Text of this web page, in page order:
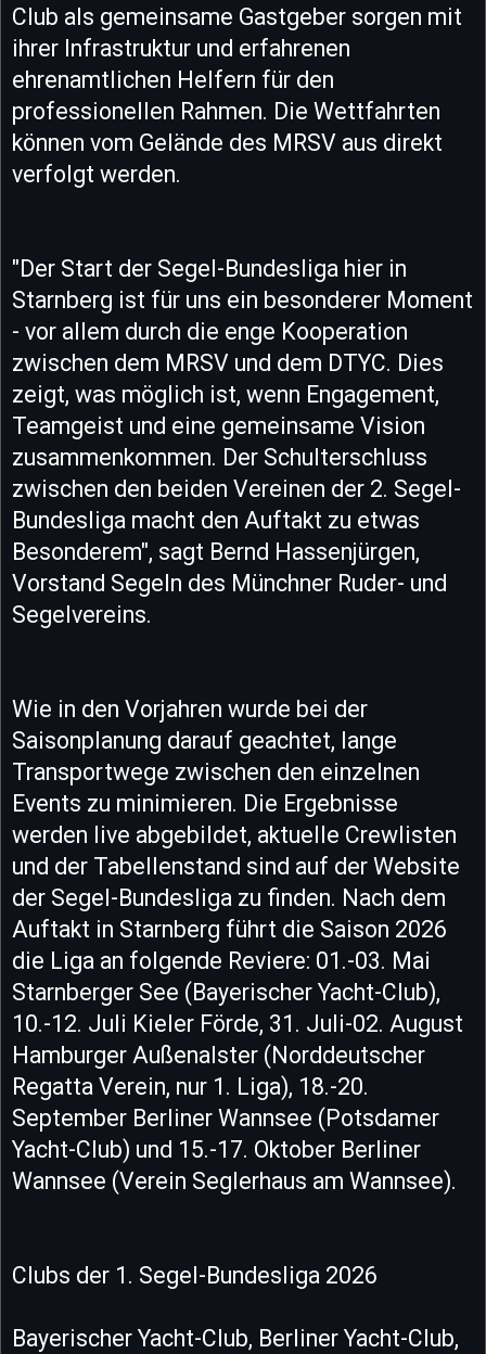
Club als gemeinsame Gastgeber sorgen mit
ihrer Infrastruktur und erfahrenen
ehrenamtlichen Helfern für den
professionellen Rahmen. Die Wettfahrten
können vom Gelände des MRSV aus direkt
verfolgt werden.
"Der Start der Segel-Bundesliga hier in
Starnberg ist für uns ein besonderer Moment
- vor allem durch die enge Kooperation
zwischen dem MRSV und dem DTYC. Dies
zeigt, was möglich ist, wenn Engagement,
Teamgeist und eine gemeinsame Vision
zusammenkommen. Der Schulterschluss
zwischen den beiden Vereinen der 2. Segel-
Bundesliga macht den Auftakt zu etwas
Besonderem", sagt Bernd Hassenjürgen,
Vorstand Segeln des Münchner Ruder- und
Segelvereins.
Wie in den Vorjahren wurde bei der
Saisonplanung darauf geachtet, lange
Transportwege zwischen den einzelnen
Events zu minimieren. Die Ergebnisse
werden live abgebildet, aktuelle Crewlisten
und der Tabellenstand sind auf der Website
der Segel-Bundesliga zu finden. Nach dem
Auftakt in Starnberg führt die Saison 2026
die Liga an folgende Reviere: 01.-03. Mai
Starnberger See (Bayerischer Yacht-Club),
10.-12. Juli Kieler Förde, 31. Juli-02. August
Hamburger Außenalster (Norddeutscher
Regatta Verein, nur 1. Liga), 18.-20.
September Berliner Wannsee (Potsdamer
Yacht-Club) und 15.-17. Oktober Berliner
Wannsee (Verein Seglerhaus am Wannsee).
Clubs der 1. Segel-Bundesliga 2026
Bayerischer Yacht-Club, Berliner Yacht-Club,